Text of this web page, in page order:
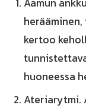
kertoo
huoneessa
Ateriarytmi.